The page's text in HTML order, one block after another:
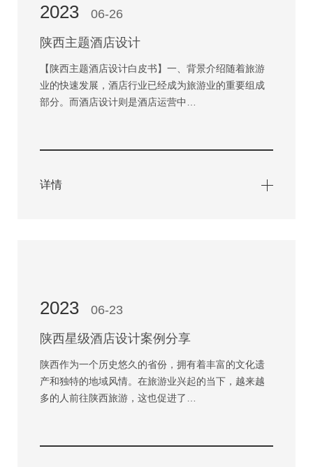
2023 06-26
陕西主题酒店设计
【陕西主题酒店设计白皮书】一、背景介绍随着旅游
业的快速发展，酒店行业已经成为旅游业的重要组成
部分。而酒店设计则是酒店运营中…
详情
2023 06-23
陕西星级酒店设计案例分享
陕西作为一个历史悠久的省份，拥有着丰富的文化遗
产和独特的地域风情。在旅游业兴起的当下，越来越
多的人前往陕西旅游，这也促进了…